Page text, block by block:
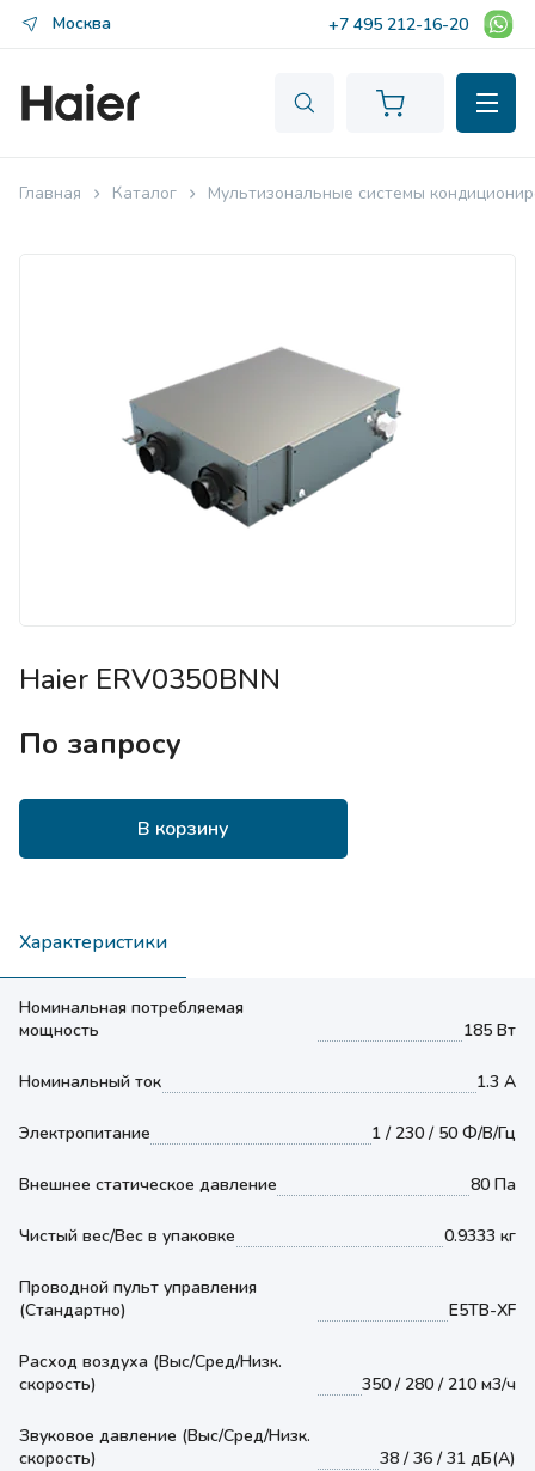
Москва +7 495 212-16-20
Главная Каталог Мультизональные системы
Haier ERV0350BNN
По запросу
В корзину
Характеристики
Номинальная потребляемая
мощность
185 Вт
Номинальный ток 1.3 А
Электропитание 1 / 230 / 50 Ф/В/Гц
Внешнее статическое давление 80 Па
Чистый вес/Вес в упаковке 0.9333 кг
Проводной пульт управления
(Стандартно)
E5TB-XF
Расход воздуха (Выс/Сред/Низк.
скорость)
350 / 280 / 210 м3/ч
Звуковое давление (Выс/Сред/Низк.
скорость)
38 / 36 / 31 дБ(А)